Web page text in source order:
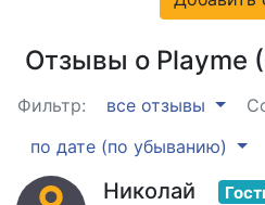
Отзывы о Playme
Фильтр: все отзывы
по дате (по убыванию)
Николай